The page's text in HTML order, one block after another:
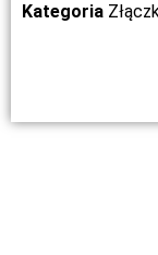
Kategoria